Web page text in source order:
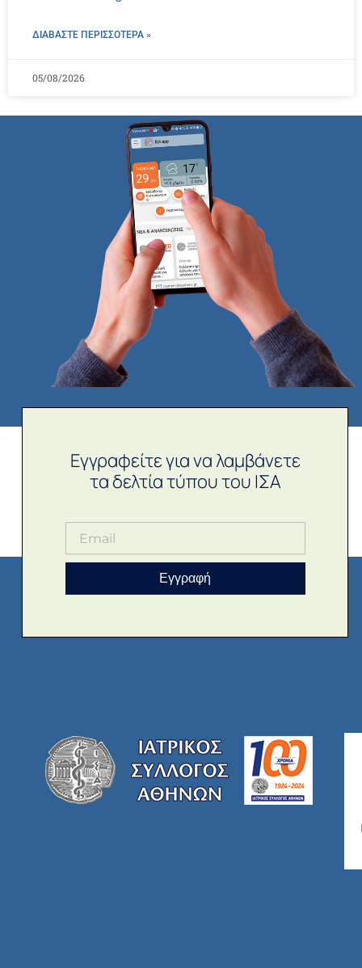
ΔΙΑΒΑΣΤΕ ΠΕΡΙΣΣΌΤΕΡΑ »
05/08/2026
Εγγραφείτε για να λαμβάνετε
τα δελτία τύπου του ΙΣΑ
Εγγραφή